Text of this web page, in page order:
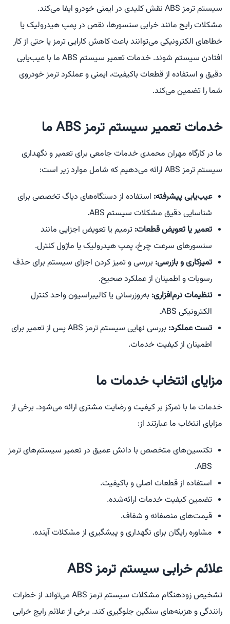
سیستم ترمز ABS نقش کلیدی در ایمنی خودرو ایفا می‌کند.
مشکلات رایج مانند خرابی سنسورها، نقص در پمپ هیدرولیک یا
خطاهای الکترونیکی می‌توانند باعث کاهش کارایی ترمز یا حتی از کار
افتادن سیستم شوند. خدمات تعمیر سیستم ABS ما با عیب‌یابی
دقیق و استفاده از قطعات باکیفیت، ایمنی و عملکرد ترمز خودروی
شما را تضمین می‌کند.
خدمات تعمیر سیستم ترمز ABS ما
ما در کارگاه مهران محمدی خدمات جامعی برای تعمیر و نگهداری
سیستم ترمز ABS ارائه می‌دهیم که شامل موارد زیر است:
عیب‌یابی پیشرفته: استفاده از دستگاه‌های دیاگ تخصصی برای
شناسایی دقیق مشکلات سیستم ABS.
تعمیر یا تعویض قطعات: ترمیم یا تعویض اجزایی مانند
سنسورهای سرعت چرخ، پمپ هیدرولیک یا ماژول کنترل.
تمیزکاری و بازرسی: بررسی و تمیز کردن اجزای سیستم برای حذف
رسوبات و اطمینان از عملکرد صحیح.
تنظیمات نرم‌افزاری: به‌روزرسانی یا کالیبراسیون واحد کنترل
الکترونیکی ABS.
تست عملکرد:
بررسی نهایی سیستم ترمز ABS پس از تعمیر برای
اطمینان از کیفیت خدمات.
مزایای انتخاب خدمات ما
خدمات ما با تمرکز بر کیفیت و رضایت مشتری ارائه می‌شود. برخی از
مزایای انتخاب ما عبارتند از:
تکنسین‌های متخصص با دانش عمیق در تعمیر سیستم‌های ترمز
ABS.
استفاده از قطعات اصلی و باکیفیت.
تضمین کیفیت خدمات ارائه‌شده.
قیمت‌های منصفانه و شفاف.
مشاوره رایگان برای نگهداری و پیشگیری از مشکلات آینده.
علائم خرابی سیستم ترمز ABS
تشخیص زودهنگام مشکلات سیستم ترمز ABS می‌تواند از خطرات
رانندگی و هزینه‌های سنگین جلوگیری کند. برخی از علائم رایج خرابی